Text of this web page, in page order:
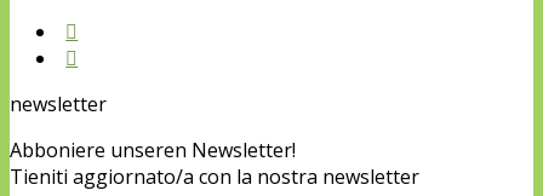
newsletter
Abboniere unseren Newsletter!
Tieniti aggiornato/a con la nostra newsletter